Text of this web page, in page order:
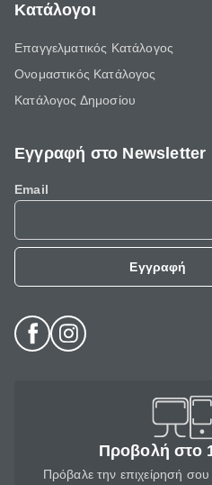
Κατάλογοι
Επαγγελματικός Κατάλογος
Ονομαστικός Κατάλογος
Κατάλογος Δημοσίου
Εγγραφή στο Newsletter
Email
Εγγραφή
Προβολή στο
Πρόβαλε την επιχείρησή